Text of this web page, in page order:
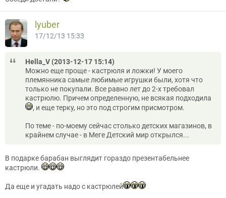
lyuber
17/12/13 15:33
Hella_V (2013-12-17 15:14)
Можно еще проще - кастрюля и ложки! У моего
племянника самые любимые игрушки были, хотя что
только не покупали. Все равно лет до 2-х требовал
кастрюлю. Причем определенную, не всякая подходила
, и еще терку, но это под строгим присмотром.
По теме - по-моему сейчас столько детских магазинов, в
крайнем случае - в Меге Детский мир открылся...
В подарке барабан выглядит гораздо презентабельнее
кастрюли.
Да еще и угадать надо с кастрюлей